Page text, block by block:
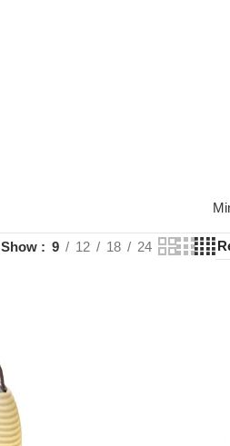
Show 9 12 18 24